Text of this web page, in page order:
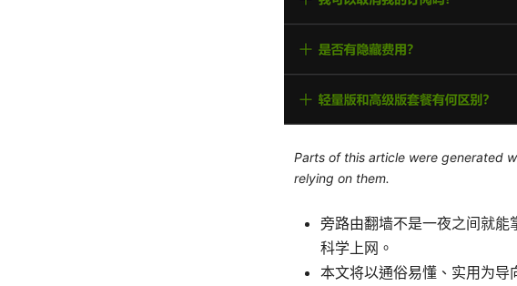
Parts of this article were generated
relying on them.
旁路由翻墙不是一夜之间就能
科学上网。
本文将以通俗易懂、实用为导